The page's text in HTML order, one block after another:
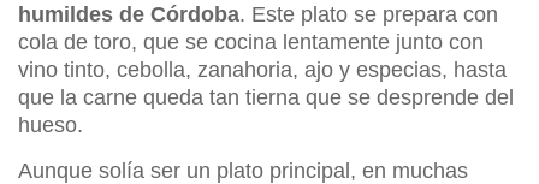
humildes de Córdoba. Este plato se prepara con
cola de toro, que se cocina lentamente junto con
vino tinto, cebolla, zanahoria, ajo y especias, hasta
que la carne queda tan tierna que se desprende del
hueso.
Aunque solía ser un plato principal, en muchas